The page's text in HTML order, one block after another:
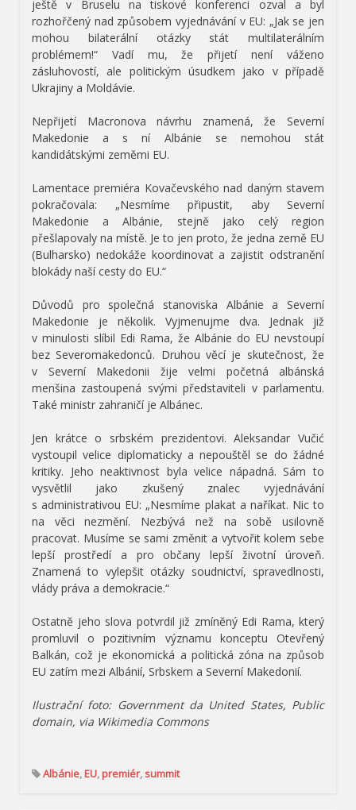
ještě v Bruselu na tiskové konferenci ozval a byl
rozhořčený nad způsobem vyjednávání v EU: „Jak se jen
mohou bilaterální otázky stát multilaterálním
problémem!“ Vadí mu, že přijetí není váženo
zásluhovostí, ale politickým úsudkem jako v případě
Ukrajiny a Moldávie.
Nepřijetí Macronova návrhu znamená, že Severní
Makedonie a s ní Albánie se nemohou stát
kandidátskými zeměmi EU.
Lamentace premiéra Kovačevského nad daným stavem
pokračovala: „Nesmíme připustit, aby Severní
Makedonie a Albánie, stejně jako celý region
přešlapovaly na místě. Je to jen proto, že jedna země EU
(Bulharsko) nedokáže koordinovat a zajistit odstranění
blokády naší cesty do EU.“
Důvodů pro společná stanoviska Albánie a Severní
Makedonie je několik. Vyjmenujme dva. Jednak již
v minulosti slíbil Edi Rama, že Albánie do EU nevstoupí
bez Severomakedonců. Druhou věcí je skutečnost, že
v Severní Makedonii žije velmi početná albánská
menšina zastoupená svými představiteli v parlamentu.
Také ministr zahraničí je Albánec.
Jen krátce o srbském prezidentovi. Aleksandar Vučić
vystoupil velice diplomaticky a nepouštěl se do žádné
kritiky. Jeho neaktivnost byla velice nápadná. Sám to
vysvětlil jako zkušený znalec vyjednávání
s administrativou EU: „Nesmíme plakat a naříkat. Nic to
na věci nezmění. Nezbývá než na sobě usilovně
pracovat. Musíme se sami změnit a vytvořit kolem sebe
lepší prostředí a pro občany lepší životní úroveň.
Znamená to vylepšit otázky soudnictví, spravedlnosti,
vlády práva a demokracie.“
Ostatně jeho slova potvrdil již zmíněný Edi Rama, který
promluvil o pozitivním významu konceptu Otevřený
Balkán, což je ekonomická a politická zóna na způsob
EU zatím mezi Albánií, Srbskem a Severní Makedonií.
Ilustrační foto: Government da United States, Public
domain, via Wikimedia Commons
Albánie,EU,premiér,summit